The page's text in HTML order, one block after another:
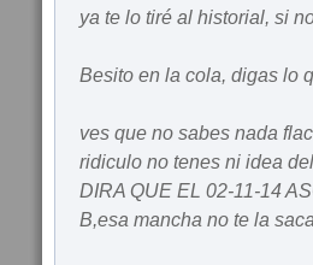
ya te lo tiré al historial, si
Besito en la cola, digas lo
ves que no sabes nada
ridiculo no tenes ni idea
DIRA QUE EL 02-11-14
B,esa mancha no te la